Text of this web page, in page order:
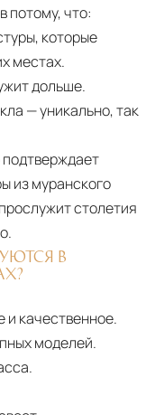
потому, что:
которые
местах.
дольше.
— уникально, так
из муранского
столетия
В
и качественное.
моделей.